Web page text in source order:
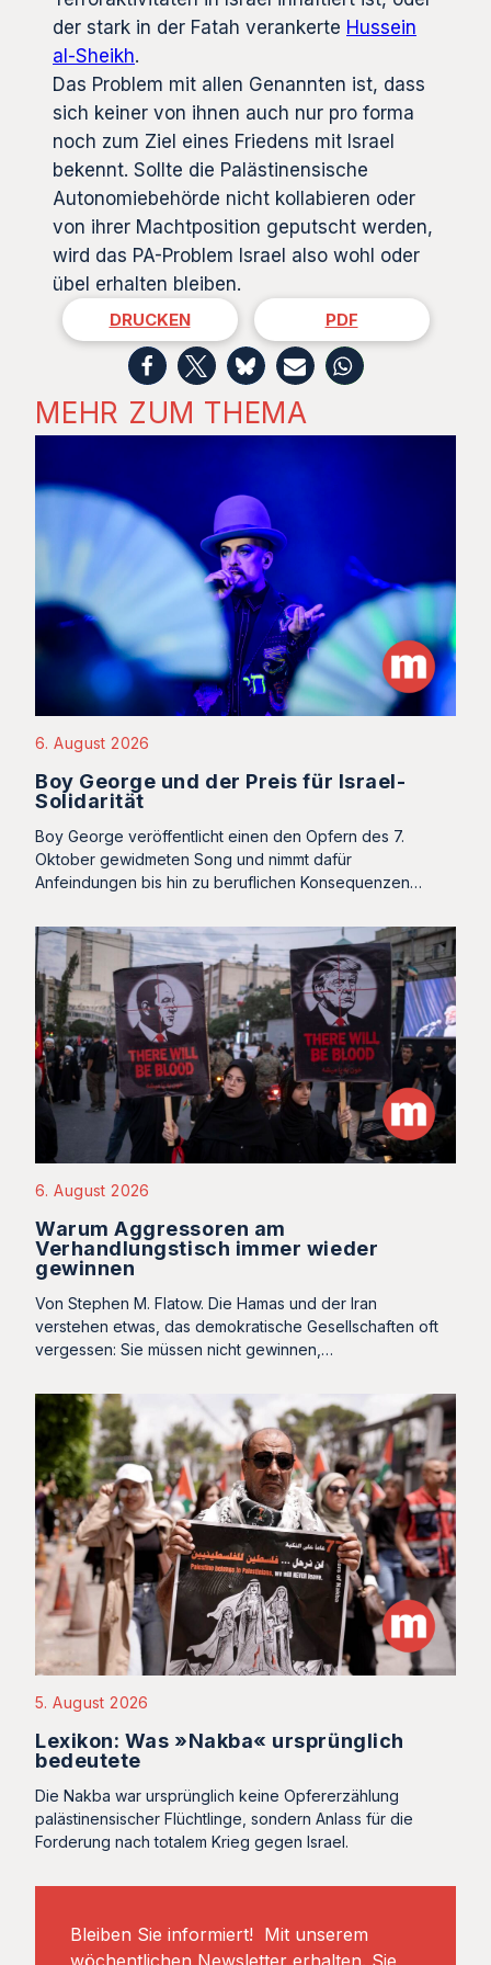
der stark in der Fatah verankerte Hussein
al-Sheikh.
Das Problem mit allen Genannten ist, dass
sich keiner von ihnen auch nur pro forma
noch zum Ziel eines Friedens mit Israel
bekennt. Sollte die Palästinensische
Autonomiebehörde nicht kollabieren oder
von ihrer Machtposition geputscht werden,
wird das PA-Problem Israel also wohl oder
übel erhalten bleiben.
DRUCKEN PDF
MEHR ZUM THEMA
6. August 2026
Boy George und der Preis für Israel-
Solidarität
Boy George veröffentlicht einen den Opfern des 7.
Oktober gewidmeten Song und nimmt dafür
Anfeindungen bis hin zu beruflichen Konsequenzen…
6. August 2026
Warum Aggressoren am
Verhandlungstisch immer wieder
gewinnen
Von Stephen M. Flatow. Die Hamas und der Iran
verstehen etwas, das demokratische Gesellschaften oft
vergessen: Sie müssen nicht gewinnen,…
5. August 2026
Lexikon: Was »Nakba« ursprünglich
bedeutete
Die Nakba war ursprünglich keine Opfererzählung
palästinensischer Flüchtlinge, sondern Anlass für die
Forderung nach totalem Krieg gegen Israel.
Bleiben Sie informiert! Mit unserem